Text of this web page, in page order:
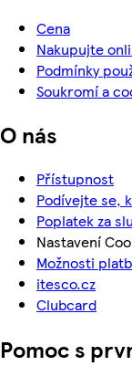
Cena
Nakupujte
Podmínky
Soukromí a
O nás
Přístupnost
Podívejte se,
Poplatek za
Nastavení
Možnosti
itesco.cz
Clubcard
Pomoc s